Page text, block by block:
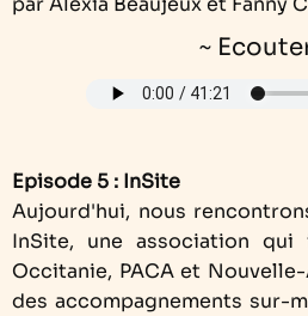
~
Episode 5 : InSite
Aujourd'hui, nous
InSite, une association
Occitanie, PACA et
des accompagnements sur-